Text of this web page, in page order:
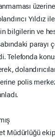
Yıldız
bilgilerin ve
parayı
Telefonda
polis
Müdürlüğü